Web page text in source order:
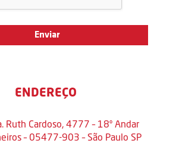
ENDEREÇO
Ruth Cardoso, 4777 – 18º Andar
– 05477-903 – São Paulo SP